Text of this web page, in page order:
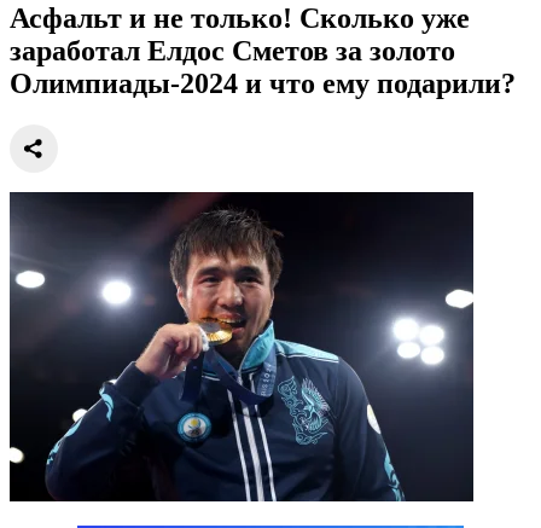
Асфальт и не только! Сколько уже
заработал Елдос Сметов за золото
Олимпиады-2024 и что ему подарили?